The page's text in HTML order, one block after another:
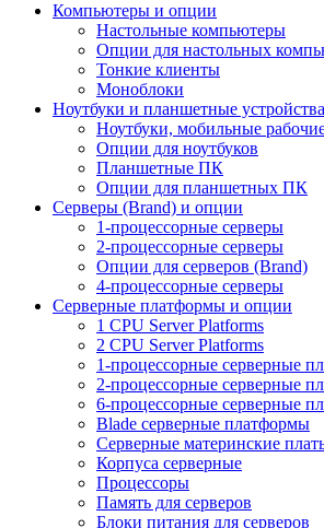
Компьютеры и опции
Настольные компьютеры
Опции для настольных
Тонкие клиенты
Моноблоки
Ноутбуки и планшетные устройства
Ноутбуки, мобильные
Опции для ноутбуков
Планшетные ПК
Опции для планшетных ПК
Серверы (Brand) и опции
1-процессорные серверы
2-процессорные серверы
Опции для серверов (Brand)
4-процессорные серверы
Серверные платформы и опции
1 CPU Server Platforms
2 CPU Server Platforms
1-процессорные серверные
2-процессорные серверные
6-процессорные серверные
Blade серверные платформы
Серверные материнские
Корпуса серверные
Процессоры
Память для серверов
Блоки питания для серверов